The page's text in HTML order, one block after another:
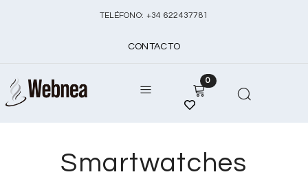
TELÉFONO: +34 622437781
CONTACTO
0
Smartwatches